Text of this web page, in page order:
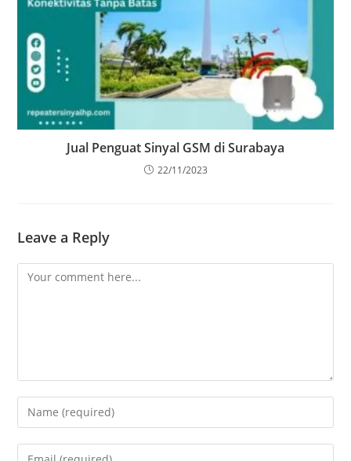
Jual Penguat Sinyal GSM di Surabaya
22/11/2023
Leave a Reply
Comment
Enter
your
name
Enter